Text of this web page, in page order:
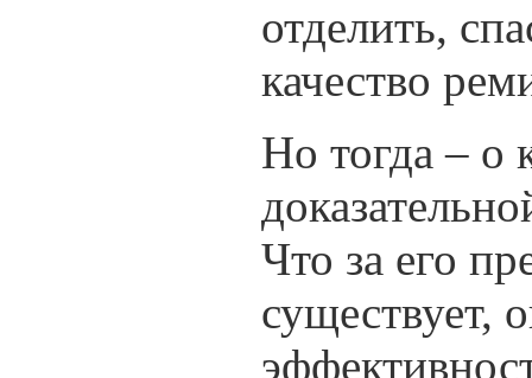
отделить,
качество
Но тогда – о
Что за его
существует,